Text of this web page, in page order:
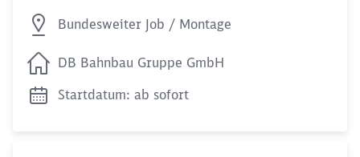
Bundesweiter Job / Montage
DB Bahnbau Gruppe GmbH
Startdatum: ab sofort